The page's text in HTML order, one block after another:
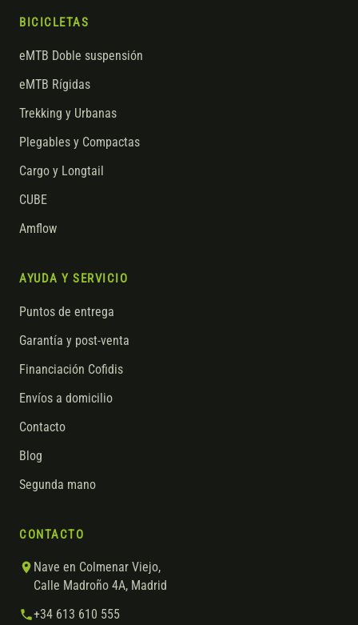
BICICLETAS
eMTB Doble suspensión
eMTB Rígidas
Trekking y Urbanas
Plegables y Compactas
Cargo y Longtail
CUBE
Amflow
AYUDA Y SERVICIO
Puntos de entrega
Garantía y post-venta
Financiación Cofidis
Envíos a domicilio
Contacto
Blog
Segunda mano
CONTACTO
Nave en Colmenar Viejo,
Calle Madroño 4A, Madrid
+34 613 610 555